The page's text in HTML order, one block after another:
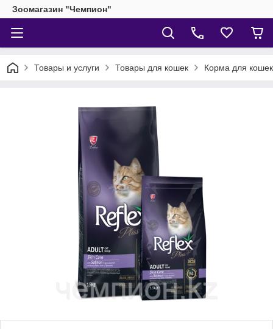
Зоомагазин "Чемпион"
Товары и услуги Товары для кошек Корма для кошек